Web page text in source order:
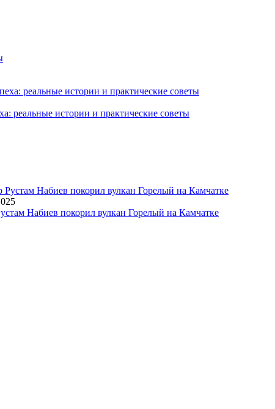
реальные истории и практические советы
Набиев покорил вулкан Горелый на Камчатке